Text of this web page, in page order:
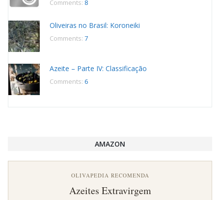
Comments: 8
Oliveiras no Brasil: Koroneiki
Comments: 7
Azeite – Parte IV: Classificação
Comments: 6
AMAZON
OLIVAPEDIA RECOMENDA
Azeites Extravirgem